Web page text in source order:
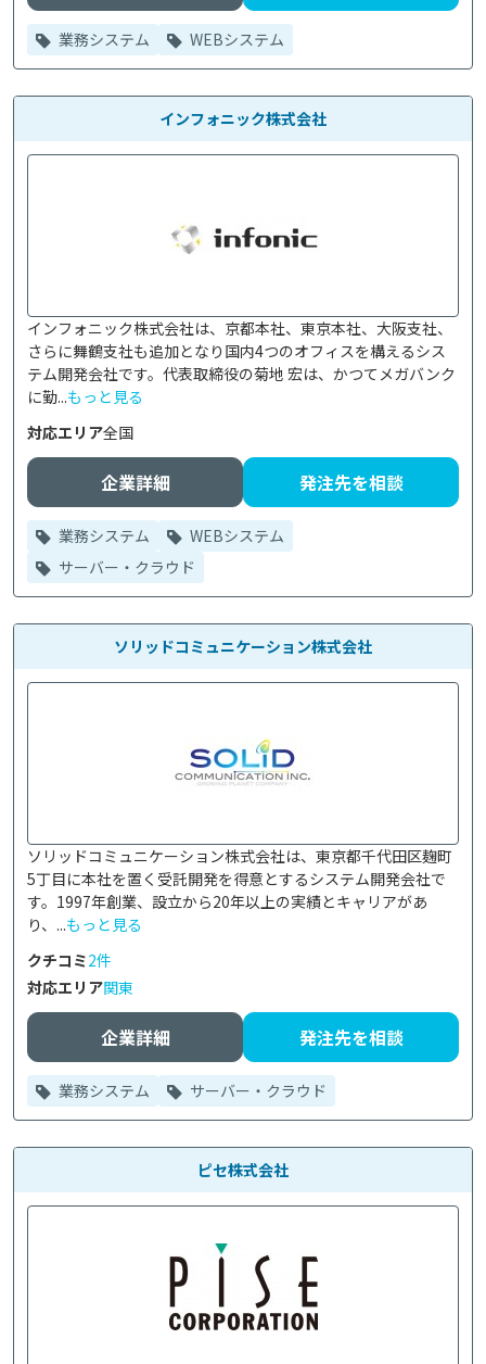
業務システム WEBシステム
インフォニック株式会社
インフォニック株式会社は、京都本社、東京本社、大阪支社、
さらに舞鶴支社も追加となり国内4つのオフィスを構えるシス
テム開発会社です。代表取締役の菊地 宏は、かつてメガバンク
に勤...もっと見る
対応エリア全国
企業詳細 発注先を相談
業務システム
WEBシステム
サーバー・クラウド
ソリッドコミュニケーション株式会社
ソリッドコミュニケーション株式会社は、東京都千代田区麹町
5丁目に本社を置く受託開発を得意とするシステム開発会社で
す。1997年創業、設立から20年以上の実績とキャリアがあ
り、...もっと見る
クチコミ2件
対応エリア関東
企業詳細 発注先を相談
業務システム サーバー・クラウド
ピセ株式会社